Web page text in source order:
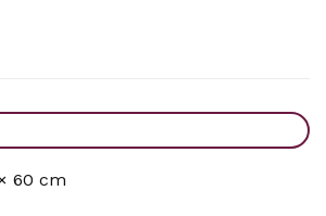
60 cm